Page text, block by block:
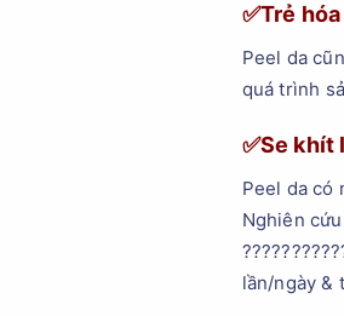
✅Trẻ
Peel da
quá trình
✅Se khít
Peel da có
Nghiên
lần/ngày &